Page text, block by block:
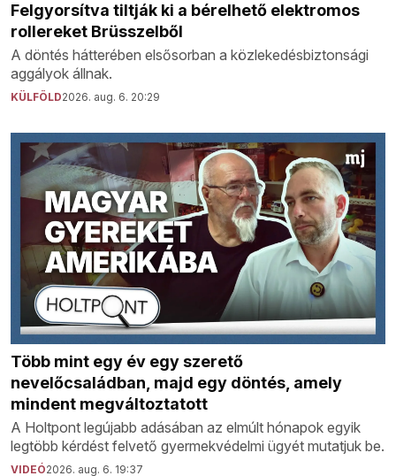
Felgyorsítva tiltják ki a bérelhető elektromos
rollereket Brüsszelből
A döntés hátterében elsősorban a közlekedésbiztonsági
aggályok állnak.
KÜLFÖLD2026. aug. 6. 20:29
Több mint egy év egy szerető
nevelőcsaládban, majd egy döntés, amely
mindent megváltoztatott
A Holtpont legújabb adásában az elmúlt hónapok egyik
legtöbb kérdést felvető gyermekvédelmi ügyét mutatjuk be.
VIDEÓ2026. aug. 6. 19:37